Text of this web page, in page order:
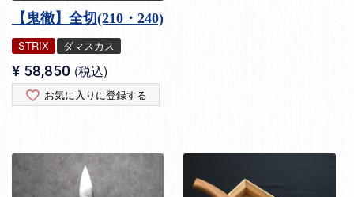
【鬼徹】全切(210・240)
STRIX ダマスカス
¥ 58,850 税込
お気に入りに登録する